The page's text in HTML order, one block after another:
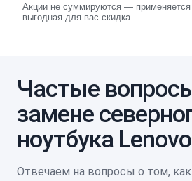
Акции не суммируются —
выгодная для вас скидка.
Частые
замене
ноутбука
Отвечаем на вопросы о том, как